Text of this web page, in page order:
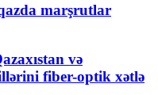
marşrutlar
və
fiber-optik xətlə